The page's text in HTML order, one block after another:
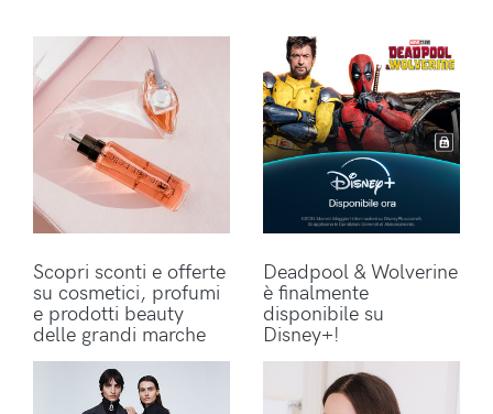
Scopri sconti e offerte
su cosmetici, profumi
e prodotti beauty
delle grandi marche
Deadpool & Wolverine
è finalmente
disponibile su
Disney+!